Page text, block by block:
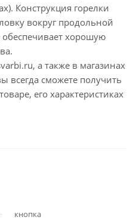
Конструкция горелки
вокруг продольной
обеспечивает хорошую
а также в магазинах
всегда сможете получить
его характеристиках
кнопка